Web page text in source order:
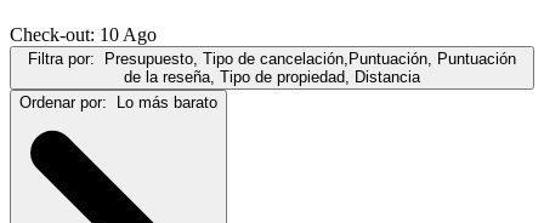
Check-out: 10 Ago
Filtra por:
Presupuesto, Tipo de cancelación,Puntuación, Puntuación
de la reseña, Tipo de propiedad, Distancia
Ordenar por:
Lo más barato